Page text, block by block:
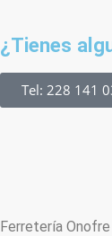
¿Tienes
Tel: 228 141
Ferretería